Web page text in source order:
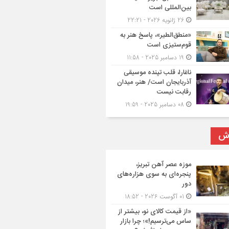
بین‌المللی است
«منطق‌الطیر»، پاسخ هنر به
قوم‌ستیزی است
ناغارا، قلب تپنده موسیقی
آذربایجان است/ هنر، میدان
رقابت نیست
موزه عصر آهن تبریز،
پنجره‌ای به سوی هزاره‌های
دور
«از قیمت کالای نو، بیشتر از
ساس می‌ترسیم!»؛ چرا بازار